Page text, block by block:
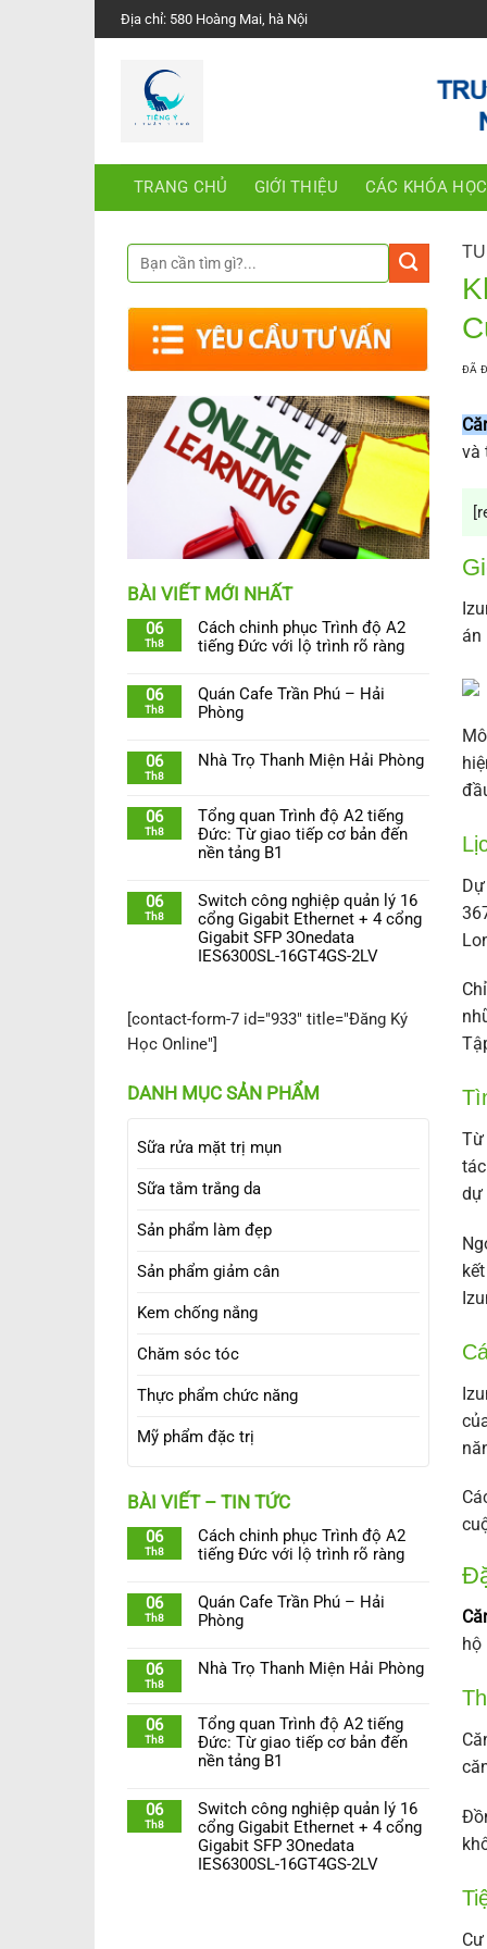
Chuyển
đến
Địa chỉ: 580 Hoàng Mai, hà Nội
TRANG CHỦ GIỚI THIỆU CÁC KHÓA HỌC
BÀI VIẾT MỚI NHẤT
06
Th8
Cách chinh phục Trình độ A2
tiếng Đức với lộ trình rõ ràng
06
Th8
Quán Cafe Trần Phú – Hải
Phòng
06
Th8
Nhà Trọ Thanh Miện Hải Phòng
06
Th8
Tổng quan Trình độ A2 tiếng
Đức: Từ giao tiếp cơ bản đến
nền tảng B1
06
Th8
Switch công nghiệp quản lý 16
cổng Gigabit Ethernet + 4 cổng
Gigabit SFP 3Onedata
IES6300SL-16GT4GS-2LV
[contact-form-7 id="933" title="Đăng Ký
Học Online"]
DANH MỤC SẢN PHẨM
Sữa rửa mặt trị mụn
Sữa tắm trắng da
Sản phẩm làm đẹp
Sản phẩm giảm cân
Kem chống nắng
Chăm sóc tóc
Thực phẩm chức năng
Mỹ phẩm đặc trị
BÀI VIẾT – TIN TỨC
06
Th8
Cách chinh phục Trình độ A2
tiếng Đức với lộ trình rõ ràng
06
Th8
Quán Cafe Trần Phú – Hải
Phòng
06
Th8
Nhà Trọ Thanh Miện Hải Phòng
06
Th8
Tổng quan Trình độ A2 tiếng
Đức: Từ giao tiếp cơ bản đến
nền tảng B1
06
Th8
Switch công nghiệp quản lý 16
cổng Gigabit Ethernet + 4 cổng
Gigabit SFP 3Onedata
IES6300SL-16GT4GS-2LV
ĐÃ
và
án
Từ
dự
hộ